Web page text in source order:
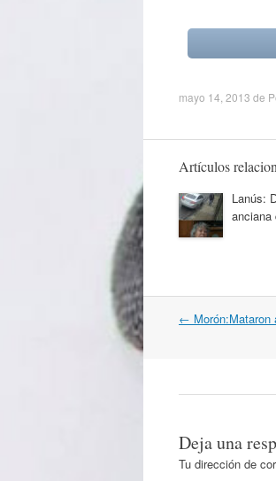
mayo 14, 2013 de
Artículos
Lanús:
anciana
Navegación
←
Deja una
Tu dirección de